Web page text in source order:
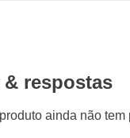
respostas
ainda não tem